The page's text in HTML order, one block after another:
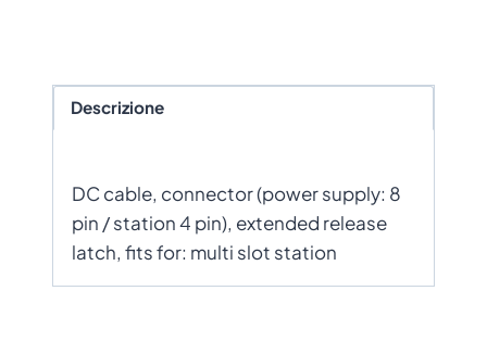
Descrizione
DC cable, connector (power supply: 8
pin / station 4 pin), extended release
latch, fits for: multi slot station